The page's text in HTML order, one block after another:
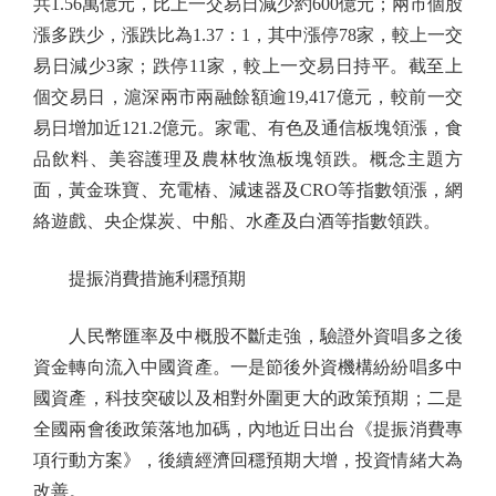
漲多跌少，漲跌比為1.37：1，其中漲停78家，較上一交
易日減少3家；跌停11家，較上一交易日持平。截至上
個交易日，滬深兩市兩融餘額逾19,417億元，較前一交
易日增加近121.2億元。家電、有色及通信板塊領漲，食
品飲料、美容護理及農林牧漁板塊領跌。概念主題方
面，黃金珠寶、充電樁、減速器及CRO等指數領漲，網
絡遊戲、央企煤炭、中船、水產及白酒等指數領跌。
提振消費措施利穩預期
人民幣匯率及中概股不斷走強，驗證外資唱多之後
資金轉向流入中國資產。一是節後外資機構紛紛唱多中
國資產，科技突破以及相對外圍更大的政策預期；二是
全國兩會後政策落地加碼，內地近日出台《提振消費專
項行動方案》，後續經濟回穩預期大增，投資情緒大為
改善。